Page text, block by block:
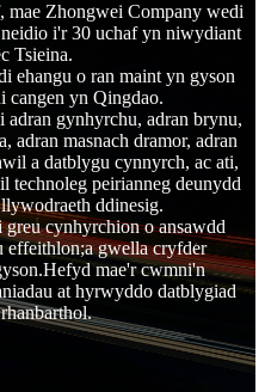
Zhongwei Company wedi
i'r 30 uchaf yn niwydiant
Tsieina.
ehangu o ran maint yn gyson
cangen yn Qingdao.
gynhyrchu, adran brynu,
adran masnach dramor, adran
a datblygu cynnyrch, ac ati,
technoleg peirianneg deunydd
ddinesig.
cynhyrchion o ansawdd
effeithlon;a gwella cryfder
mae'r cwmni'n
at hyrwyddo datblygiad